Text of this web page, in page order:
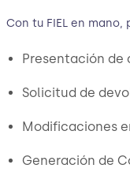
Con tu FIEL en
Presentación de
Solicitud de
Modificaciones
Generación de